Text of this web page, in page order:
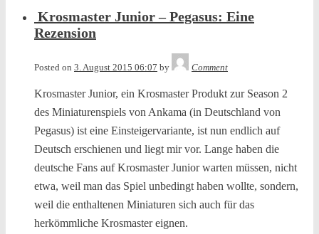
Krosmaster Junior – Pegasus: Eine
Rezension
Posted on 3. August 2015 06:07 by
Comment
Krosmaster Junior, ein Krosmaster Produkt zur Season 2
des Miniaturenspiels von Ankama (in Deutschland von
Pegasus) ist eine Einsteigervariante, ist nun endlich auf
Deutsch erschienen und liegt mir vor. Lange haben die
deutsche Fans auf Krosmaster Junior warten müssen, nicht
etwa, weil man das Spiel unbedingt haben wollte, sondern,
weil die enthaltenen Miniaturen sich auch für das
herkömmliche Krosmaster eignen.